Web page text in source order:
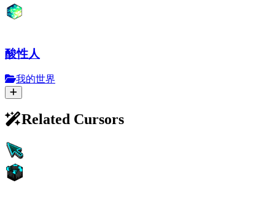
酸性人
我的世界
Related Cursors